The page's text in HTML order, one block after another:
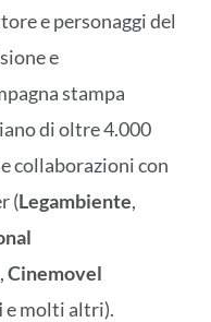
e personaggi del
e
stampa
di oltre 4.000
collaborazioni con
(Legambiente,
,Cinemovel
e molti altri).